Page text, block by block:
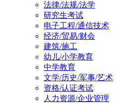
法律/法规/法学
研究生考试
电子工程/通信技术
经济/贸易/财会
建筑/施工
幼儿/小学教育
中学教育
文学/历史/军事/艺术
资格/认证考试
人力资源/企业管理